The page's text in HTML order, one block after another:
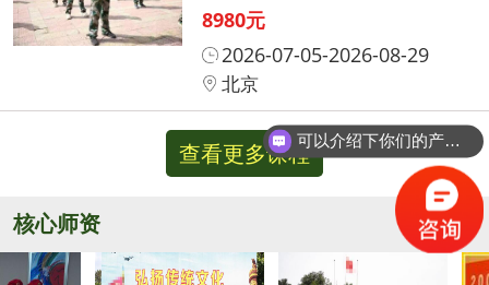
8980元
2026-07-05-2026-08-29
北京
查看更多课程
核心师资 更多
可以介绍下你们的产品么？